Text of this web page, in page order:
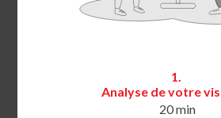
1.
Analyse de votre
20 min